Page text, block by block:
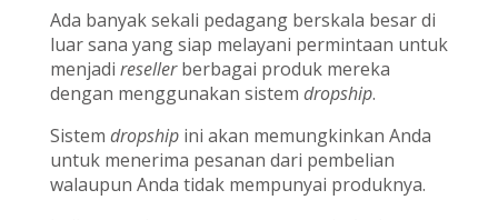
Ada banyak sekali pedagang berskala besar di
luar sana yang siap melayani permintaan untuk
menjadi resellerberbagai produk mereka
dengan menggunakan sistem dropship.
Sistem dropshipini akan memungkinkan Anda
untuk menerima pesanan dari pembelian
walaupun Anda tidak mempunyai produknya.